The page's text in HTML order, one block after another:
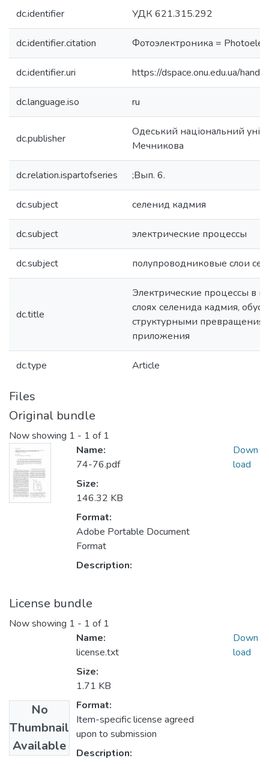
dc.identifier УДК 621.315.292
dc.identifier.citation Фотоэлектроника =
dc.identifier.uri https://dspace.onu.edu.ua/
dc.language.iso ru
dc.publisher
Одеський національний
Мечникова
dc.relation.ispartofseries ;Вып. 6.
dc.subject селенид кадмия
dc.subject электрические процессы
dc.subject полупроводниковые слои
dc.title
Электрические процессы в
слоях селенида кадмия,
структурными
приложения
dc.type Article
Files
Original bundle
Now showing 1 - 1 of 1
Name:
74-76.pdf
Size:
146.32 KB
Format:
Adobe Portable Document
Format
Description:
Down
load
License bundle
Now showing 1 - 1 of 1
No
Thumbnail
Available
Name:
license.txt
Size:
1.71 KB
Format:
Item-specific license agreed
upon to submission
Description:
Down
load